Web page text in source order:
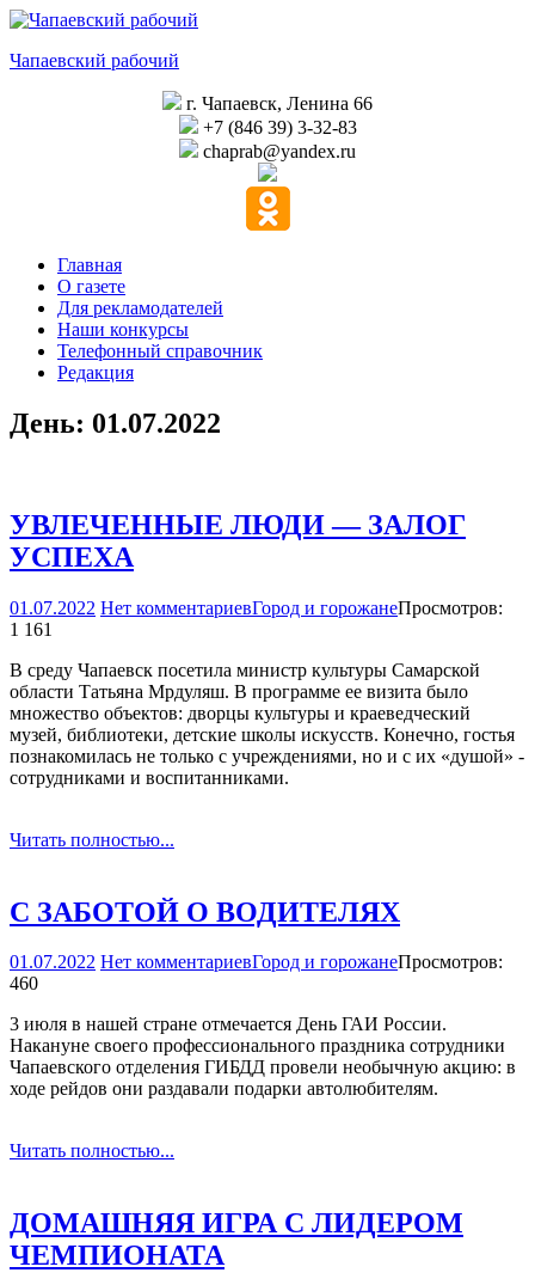
Перейти
содержимому
Чапаевский рабочий
г. Чапаевск, Ленина 66
+7 (846 39) 3-32-83
chaprab@yandex.ru
Главная
О газете
Для рекламодателей
Наши конкурсы
Телефонный справочник
Редакция
День: 01.07.2022
УВЛЕЧЕННЫЕ ЛЮДИ — ЗАЛОГ
УСПЕХА
01.07.2022 Нет комментариевГород и горожанеПросмотров:
1 161
В среду Чапаевск посетила министр культуры Самарской
области Татьяна Мрдуляш. В программе ее визита было
множество объектов: дворцы культуры и краеведческий
музей, библиотеки, детские школы искусств. Конечно, гостья
познакомилась не только с учреждениями, но и с их «душой» -
сотрудниками и воспитанниками.
Читать полностью...
С ЗАБОТОЙ О ВОДИТЕЛЯХ
01.07.2022 Нет комментариевГород и горожанеПросмотров:
460
3 июля в нашей стране отмечается День ГАИ России.
Накануне своего профессионального праздника сотрудники
Чапаевского отделения ГИБДД провели необычную акцию: в
ходе рейдов они раздавали подарки автолюбителям.
Читать полностью...
ДОМАШНЯЯ ИГРА С ЛИДЕРОМ
ЧЕМПИОНАТА